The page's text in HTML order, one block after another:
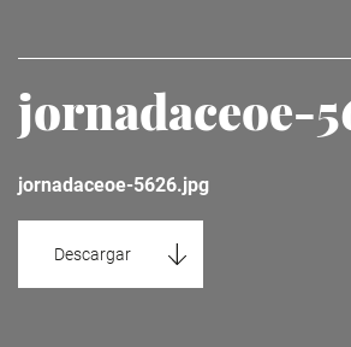
jornadaceoe-
jornadaceoe-5626.jpg
Descargar